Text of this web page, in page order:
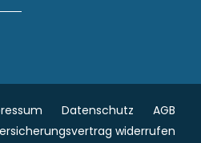
Datenschutz
AGB
widerrufen